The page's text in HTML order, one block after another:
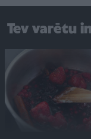
Tev varētu